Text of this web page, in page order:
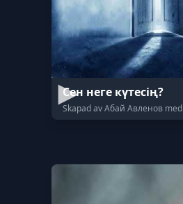
Сен неге күтесің?
Skapad av Абай Авленов med